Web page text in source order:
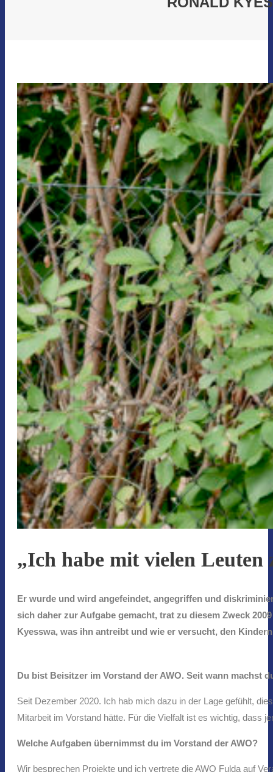
„Ich habe mit vielen Leuten
Er wurde und wird angefeindet, angegriffen und
sich daher zur Aufgabe gemacht, trat zu diesem Zweck
Kyesswa, was ihn antreibt und wie er versucht, den
Du bist Beisitzer im Vorstand der AWO. Seit wann machst
Seit Dezember 2020. Ich hab mich dazu in der Lage gefühlt,
Mitarbeit im Vorstand hätte. Für die Vielfalt ist es wichtig, dass
Welche Aufgaben übernimmst du im Vorstand der AWO?
Wir besprechen Projekte und ich vertrete die AWO Fulda auf